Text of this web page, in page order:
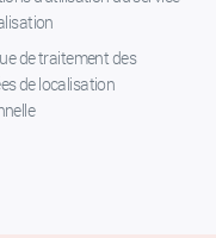
de traitement des
de localisation